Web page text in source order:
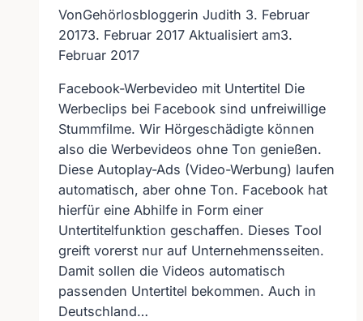
VonGehörlosbloggerin Judith 3. Februar
20173. Februar 2017 Aktualisiert am3.
Februar 2017
Facebook-Werbevideo mit Untertitel Die
Werbeclips bei Facebook sind unfreiwillige
Stummfilme. Wir Hörgeschädigte können
also die Werbevideos ohne Ton genießen.
Diese Autoplay-Ads (Video-Werbung) laufen
automatisch, aber ohne Ton. Facebook hat
hierfür eine Abhilfe in Form einer
Untertitelfunktion geschaffen. Dieses Tool
greift vorerst nur auf Unternehmensseiten.
Damit sollen die Videos automatisch
passenden Untertitel bekommen. Auch in
Deutschland…